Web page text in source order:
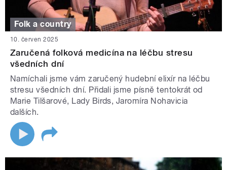
Folk a country
10. červen 2025
Zaručená folková medicína na léčbu stresu
všedních dní
Namíchali jsme vám zaručený hudební elixír na léčbu
stresu všedních dní. Přidali jsme písně tentokrát od
Marie Tilšarové, Lady Birds, Jaromíra Nohavicia
dalších.